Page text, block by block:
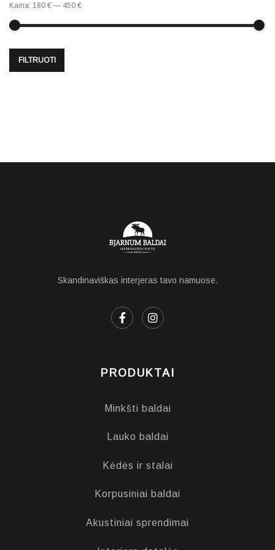
FILTRUOTI
Kaina: 180 € — 450 €
Skandinaviškas interjeras tavo namuose.
PRODUKTAI
Minkšti baldai
Lauko baldai
Kėdės ir stalai
Korpusiniai baldai
Akustiniai sprendimai